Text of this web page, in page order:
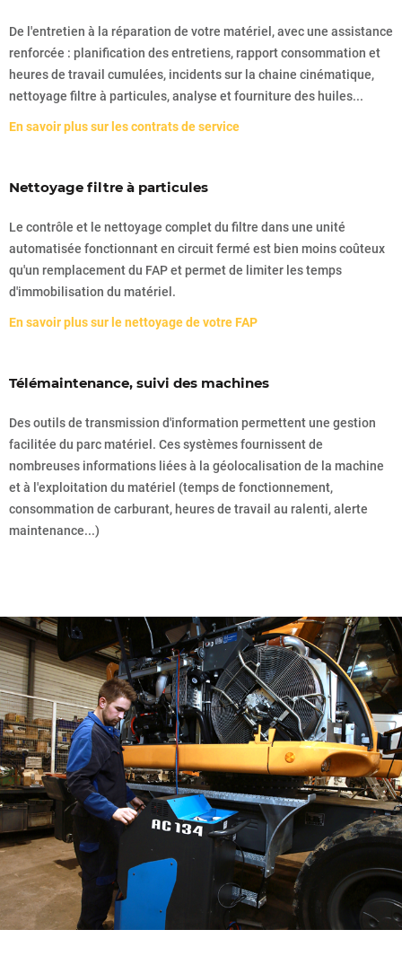
De l'entretien à la réparation de votre matériel, avec une assistance
renforcée : planification des entretiens, rapport consommation et
heures de travail cumulées, incidents sur la chaine cinématique,
nettoyage filtre à particules, analyse et fourniture des huiles...
En savoir plus sur les contrats de service
Nettoyage filtre à particules
Le contrôle et le nettoyage complet du filtre dans une unité
automatisée fonctionnant en circuit fermé est bien moins coûteux
qu'un remplacement du FAP et permet de limiter les temps
d'immobilisation du matériel.
En savoir plus sur le nettoyage de votre FAP
Télémaintenance, suivi des machines
Des outils de transmission d'information permettent une gestion
facilitée du parc matériel. Ces systèmes fournissent de
nombreuses informations liées à la géolocalisation de la machine
et à l'exploitation du matériel (temps de fonctionnement,
consommation de carburant, heures de travail au ralenti, alerte
maintenance...)